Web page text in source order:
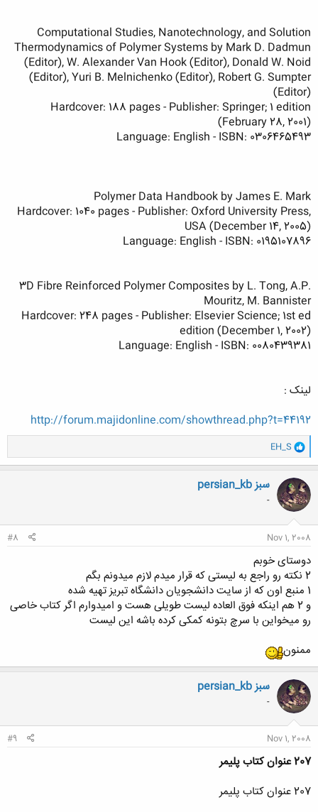
Computational Studies, Nanotechnology, and Solution
Thermodynamics of Polymer Systems by Mark D. Dadmun
(Editor), W. Alexander Van Hook (Editor), Donald W. Noid
(Editor), Yuri B. Melnichenko (Editor), Robert G. Sumpter
(Editor)
Hardcover: 188 pages - Publisher: Springer; 1 edition
(February 28, 2001)
Language: English - ISBN: 0306465493
Polymer Data Handbook by James E. Mark
Hardcover: 1040 pages - Publisher: Oxford University Press,
USA (December 14, 2005)
Language: English - ISBN: 0195107896
3D Fibre Reinforced Polymer Composites by L. Tong, A.P.
Mouritz, M. Bannister
Hardcover: 248 pages - Publisher: Elsevier Science; 1st ed
edition (December 1, 2002)
Language: English - ISBN: 0080439381
لینک :
http://forum.majidonline.com/showthread.php?t=44192
و
ا
ک
ن
ش
ه
ا
EH_S
persian_kb سبز
-
Nov 1, 2008
#8
دوستای خوبم
2 نکته رو راجع به لیستی که قرار میدم لازم میدونم بگم
1 منبع اون که از سایت دانشجویان دانشگاه تبریز تهیه شده
و 2 هم اینکه فوق العاده لیست طویلی هست و امیدوارم اگر کتاب خاصی
رو میخواین با سرچ بتونه کمکی کرده باشه این لیست
ممنون
persian_kb سبز
-
Nov 1, 2008
#9
207 عنوان کتاب پلیمر
207 عنوان کتاب پلیمر